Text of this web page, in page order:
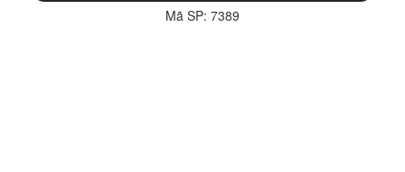
Mã SP: 7389